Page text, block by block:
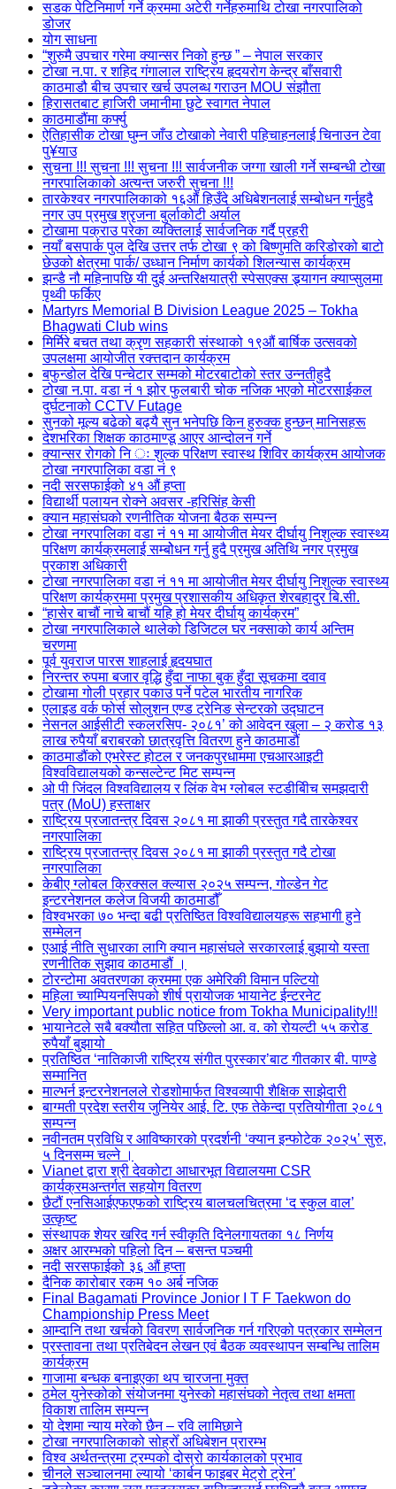
सडक पेटिनिमार्ण गर्ने क्रममा अटेरी गर्नेहरुमाथि टोखा नगरपालिको
डोजर
योग साधना
“शुरुमै उपचार गरेमा क्यान्सर निको हुन्छ ” – नेपाल सरकार
टोखा न.पा. र शहिद गंगालाल राष्ट्रिय हृदयरोग केन्द्र बाँसवारी
काठमाडौ बीच उपचार खर्च उपलब्ध गराउन MOU संझौता
हिरासतबाट हाजिरी जमानीमा छुटे स्वागत नेपाल
काठमाडौंमा कर्फ्यु
ऐतिहासीक टोखा घुम्न जाँउ टोखाको नेवारी पहिचाहनलाई चिनाउन टेवा
पु¥याउ
सुचना !!! सुचना !!! सुचना !!! सार्वजनीक जग्गा खाली गर्ने सम्बन्धी टोखा
नगरपालिकाको अत्यन्त जरुरी सुचना !!!
तारकेश्वर नगरपालिकाको १६औं हिउँदे अधिबेशनलाई सम्बोधन गर्नुहुदै
नगर उप प्रमुख श्रृजना बुर्लाकोटी अर्याल
टोखामा पक्राउ परेका व्यक्तिलाई सार्वजनिक गर्दै प्रहरी
नयाँ बसपार्क पुल देखि उत्तर तर्फ टोखा ९ को बिष्णुमति करिडोरको बाटो
छेउको क्षेत्रमा पार्क/ उध्धान निर्माण कार्यको शिलन्यास कार्यक्रम
झन्डै नौ महिनापछि यी दुई अन्तरिक्षयात्री स्पेसएक्स ड्र्यागन क्याप्सुलमा
पृथ्वी फर्किए
Martyrs Memorial B Division League 2025 – Tokha
Bhagwati Club wins
मिर्मिरे बचत तथा क्रृण सहकारी संस्थाको १९औं बार्षिक उत्सवको
उपलक्षमा आयोजीत रक्त्तदान कार्यक्रम
बफुन्डोल देखि पन्चेटार सम्मको मोटरबाटोको स्तर उन्नतीहुदै
टोखा न.पा. वडा नं १ झोर फुलबारी चोक नजिक भएको मोटरसाईकल
दुर्घटनाको CCTV Futage
सुनको मूल्य बढेको बढ्यै सुन भनेपछि किन हुरुक्क हुन्छन् मानिसहरू
देशभरिका शिक्षक काठमाण्डू आएर आन्दोलन गर्ने
क्यान्सर रोगको नि ः शुल्क परिक्षण स्वास्थ शिविर कार्यक्रम आयोजक
टोखा नगरपालिका वडा नं ९
नदी सरसफाईको ४१ औं हप्ता
विद्यार्थी पलायन रोक्ने अवसर -हरिसिंह केसी
क्यान महासंघको रणनीतिक योजना बैठक सम्पन्न
टोखा नगरपालिका वडा नं ११ मा आयोजीत मेयर दीर्घायु निशुल्क स्वास्थ्य
परिक्षण कार्यक्रमलाई सम्बोेधन गर्नु हुदै प्रमुख अतिथि नगर प्रमुख
प्रकाश अधिकारी
टोखा नगरपालिका वडा नं ११ मा आयोजीत मेयर दीर्घायु निशुल्क स्वास्थ्य
परिक्षण कार्यक्रममा प्रमुख प्रशासकीय अधिकृत शेरबहादुर बि.सी.
“हासेर बाचौं नाचे बाचौं यहि हो मेयर दीर्घायु कार्यक्रम”
टोखा नगरपालिकाले थालेको डिजिटल घर नक्साको कार्य अन्तिम
चरणमा
पूर्व युवराज पारस शाहलाई हृदयघात
निरन्तर रुपमा बजार वृद्धि हुँदा नाफा बुक हुँदा सूचकमा दवाव
टोखामा गोली प्रहार पकाउ पर्ने पटेल भारतीय नागरिक
एलाइड वर्क फोर्स सोलुशन एण्ड ट्रेनिङ सेन्टरको उद्घाटन
नेसनल आईसीटी स्कलरसिप- २०८१’ को आवेदन खुला – २ करोड १३
लाख रुपैयाँ बराबरको छात्रवृत्ति वितरण हुने काठमाडौं
काठमाडौंको एभरेस्ट होटल र जनकपुरधाममा एचआरआइटी
विश्वविद्यालयको कन्सल्टेन्ट मिट सम्पन्न
ओ पी जिंदल विश्वविद्यालय र लिंक वेभ ग्लोबल स्टडीबीिच समझदारी
पत्र (MoU) हस्ताक्षर
राष्ट्रिय प्रजातन्त्र दिवस २०८१ मा झाकी प्रस्तुत गदै तारकेश्वर
नगरपालिका
राष्ट्रिय प्रजातन्त्र दिवस २०८१ मा झाकी प्रस्तुत गदै टोखा
नगरपालिका
केबीए ग्लोबल क्रिक्सल क्ल्यास २०२५ सम्पन्न, गोल्डेन गेट
इन्टरनेशनल कलेज विजयी काठमाडौँ
विश्वभरका ७० भन्दा बढी प्रतिष्ठित विश्वविद्यालयहरू सहभागी हुने
सम्मेलन
एआई नीति सुधारका लागि क्यान महासंघले सरकारलाई बुझायो यस्ता
रणनीतिक सुझाव काठमाडौं ।
टोरन्टोमा अवतरणका क्रममा एक अमेरिकी विमान पल्टियो
महिला च्याम्पियनसिपको शीर्ष प्रायोजक भायानेट ईन्टरनेट
Very important public notice from Tokha Municipality!!!
भायानेटले सबै बक्यौता सहित पछिल्लो आ. व. को रोयल्टी ५५ करोड
रुपैयाँ बुझायो
प्रतिष्ठित ‘नातिकाजी राष्ट्रिय संगीत पुरस्कार’बाट गीतकार बी. पाण्डे
सम्मानित
माल्भर्न इन्टरनेशनलले रोडशोमार्फत विश्वव्यापी शैक्षिक साझेदारी
बाग्मती प्रदेश स्तरीय जुनियेर आई. टि. एफ तेकेन्दा प्रतियोगीता २०८१
सम्पन्न
नवीनतम प्रविधि र आविष्कारको प्रदर्शनी ‘क्यान इन्फोटेक २०२५’ सुरु,
५ दिनसम्म चल्ने ।
Vianet द्वारा श्री देवकोटा आधारभूत विद्यालयमा CSR
कार्यक्रमअन्तर्गत सहयोग वितरण
छैटौं एनसिआईएफएफको राष्ट्रिय बालचलचित्रमा ‘द स्कुल वाल’
उत्कृष्ट
संस्थापक शेयर खरिद गर्न स्वीकृति दिनेलगायतका १८ निर्णय
अक्षर आरम्भको पहिलो दिन – बसन्त पञ्चमी
नदी सरसफाईको ३६ औं हप्ता
दैनिक कारोबार रकम १० अर्ब नजिक
Final Bagamati Province Jonior I T F Taekwon do
Championship Press Meet
आम्दानि तथा खर्चको विवरण सार्वजनिक गर्न गरिएको पत्रकार सम्मेलन
प्रस्तावना तथा प्रतिबेदन लेखन एवं बैठक व्यवस्थापन सम्बन्धि तालिम
कार्यक्रम
गाजामा बन्धक बनाइएका थप चारजना मुक्त
ठमेल युनेस्कोको संयोजनमा युनेस्को महासंघको नेतृत्व तथा क्षमता
विकाश तालिम सम्पन्न
यो देशमा न्याय मरेको छैन – रवि लामिछाने
टोखा नगरपालिकाको सोह्रोँ अधिबेशन प्रारम्भ
विश्व अर्थतन्त्रमा ट्रम्पको दोस्रो कार्यकालको प्रभाव
चीनले सञ्चालनमा ल्यायो ‘कार्बन फाइबर मेट्रो ट्रेन’